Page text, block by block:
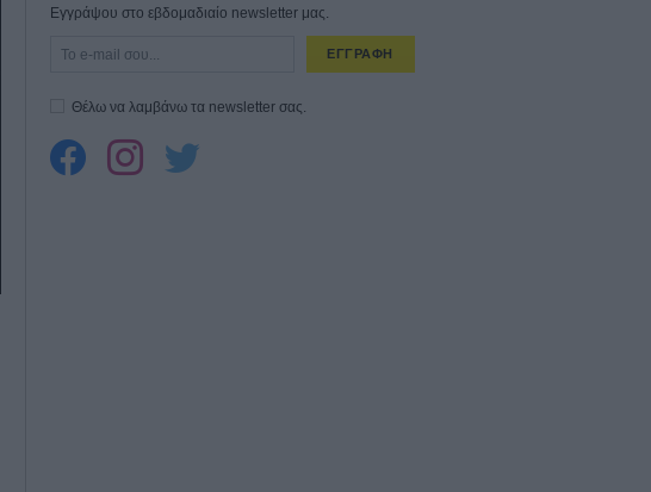
Εγγράψου στο εβδομαδιαίο newsletter μας.
ΕΓΓΡΑΦΗ
Θέλω να λαμβάνω τα newsletter σας.